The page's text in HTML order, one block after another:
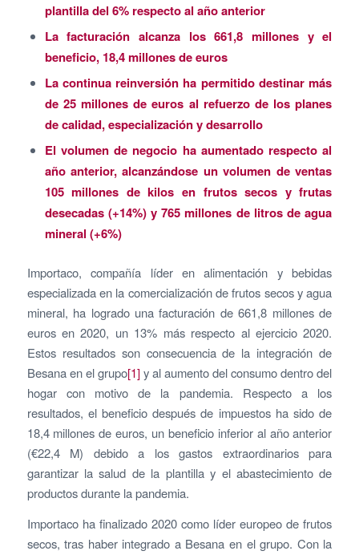
plantilla del 6% respecto al año anterior
La facturación alcanza los 661,8 millones y el
beneficio, 18,4 millones de euros
La continua reinversión ha permitido destinar más
de 25 millones de euros al refuerzo de los planes
de calidad, especialización y desarrollo
El volumen de negocio ha aumentado respecto al
año anterior, alcanzándose un volumen de ventas
105 millones de kilos en frutos secos y frutas
desecadas (+14%) y 765 millones de litros de agua
mineral (+6%)
Importaco, compañía líder en alimentación y bebidas
especializada en la comercialización de frutos secos y agua
mineral, ha logrado una facturación de 661,8 millones de
euros en 2020, un 13% más respecto al ejercicio 2020.
Estos resultados son consecuencia de la integración de
Besana en el grupo[1]y al aumento del consumo dentro del
hogar con motivo de la pandemia. Respecto a los
resultados, el beneficio después de impuestos ha sido de
18,4 millones de euros, un beneficio inferior al año anterior
(€22,4 M) debido a los gastos extraordinarios para
garantizar la salud de la plantilla y el abastecimiento de
productos durante la pandemia.
Importaco ha finalizado 2020 como líder europeo de frutos
secos, tras haber integrado a Besana en el grupo. Con la